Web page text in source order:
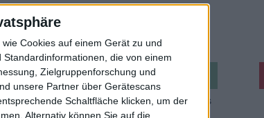
Cookies auf einem Gerät zu und
die von einem
Zielgruppenforschung und
unsere Partner über Gerätescans
Schaltfläche klicken, um der
Alternativ können Sie auf die
+60,26%
3 Years
+86,44%
4 Years
-63,43%
5 Years
10 Years